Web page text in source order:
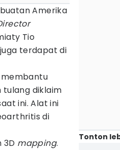
Amerika
Tio
juga terdapat di
tulang diklaim
ini. Alat ini
di
3D mapping.
Tonton